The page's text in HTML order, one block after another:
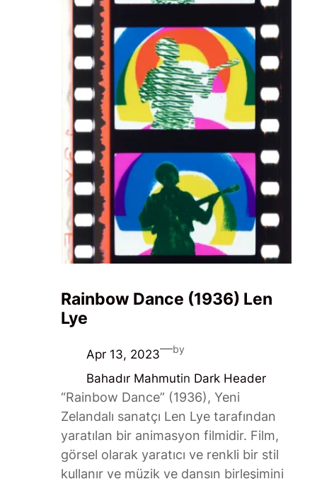
Rainbow Dance (1936) Len
Lye
Apr 13, 2023—by
Bahadır Mahmutin Dark Header
“Rainbow Dance” (1936), Yeni
Zelandalı sanatçı Len Lye tarafından
yaratılan bir animasyon filmidir. Film,
görsel olarak yaratıcı ve renkli bir stil
kullanır ve müzik ve dansın birleşimini